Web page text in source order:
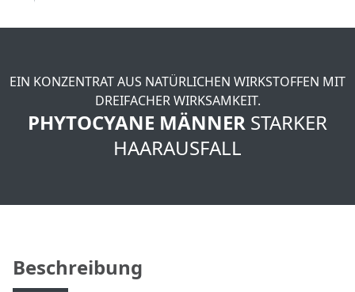
EIN KONZENTRAT AUS NATÜRLICHEN WIRKSTOFFEN MIT
DREIFACHER WIRKSAMKEIT.
PHYTOCYANE MÄNNER STARKER
HAARAUSFALL
Beschreibung